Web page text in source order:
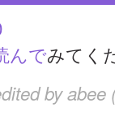
んでみてく
by abee